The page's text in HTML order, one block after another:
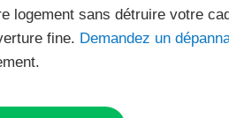
logement sans détruire votre
fine. Demandez un